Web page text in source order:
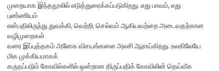
முறையாக இந்தநூலில் எடுத்துரைக்கப்படுகிறது. எது பாவம், எது
புண்ணியம்
என்பதிலிருந்து துவக்கி, வெற்றி, செல்வம் ஆகியவற்றை அடைவதற்கான
வழிமுறைகள்
வரை இப்புத்தகம் அனேக விசயங்களை அலசி ஆராய்கிறது. உலகிலேயே
மிக முக்கியமாகக்
கருதப்படும் கோவில்களில் ஒன்றான திருப்பதிக் கோவிலின் தெய்வீக